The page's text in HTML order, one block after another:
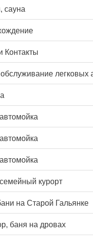
сауна
Контакты
легковых
курорт
на Старой Гальянке
баня на дровах